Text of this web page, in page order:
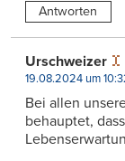
Antworten
Urschweizer
19.08.2024 um
Bei allen
behauptet,